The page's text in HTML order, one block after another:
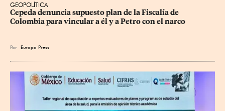
GEOPOLÍTICA
Cepeda denuncia supuesto plan de la Fiscalía de
Colombia para vincular a él y a Petro con el narco
Por Europa Press